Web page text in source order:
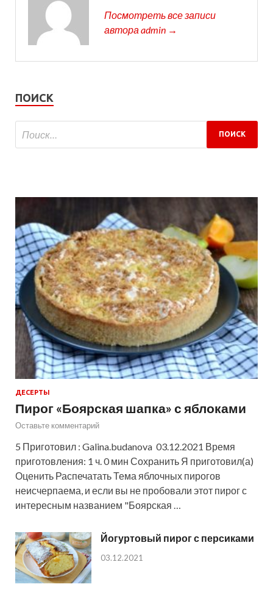
Посмотреть все записи
автора admin →
ПОИСК
ДЕСЕРТЫ
Пирог «Боярская шапка» с яблоками
Оставьте комментарий
5 Приготовил : Galina.budanova 03.12.2021 Время
приготовления: 1 ч. 0 мин Сохранить Я приготовил(а)
Оценить Распечатать Тема яблочных пирогов
неисчерпаема, и если вы не пробовали этот пирог с
интересным названием "Боярская …
Йогуртовый пирог с персиками
03.12.2021